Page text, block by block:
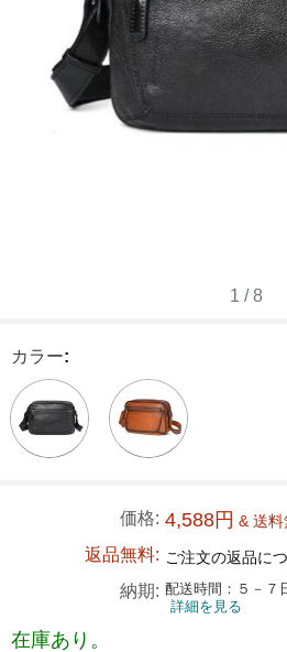
1 /8
カラー:
価格: 4,588円 & 送料
返品無料: ご注文の返品に
納期: 配送時間：５－７
詳細を見る
在庫あり。